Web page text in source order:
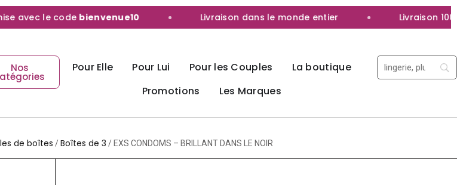
le code bienvenue10 Livraison dans le monde entier Livraison 100%
Nos Pour Elle Pour Lui Pour les Couples
La boutique
Promotions
Les Marques
de boîtes /Boîtes de 3 / EXS CONDOMS – BRILLANT DANS LE NOIR